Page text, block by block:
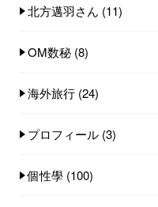
北方邁羽さん (11)
OM数秘 (8)
海外旅行 (24)
プロフィール (3)
個性學 (100)